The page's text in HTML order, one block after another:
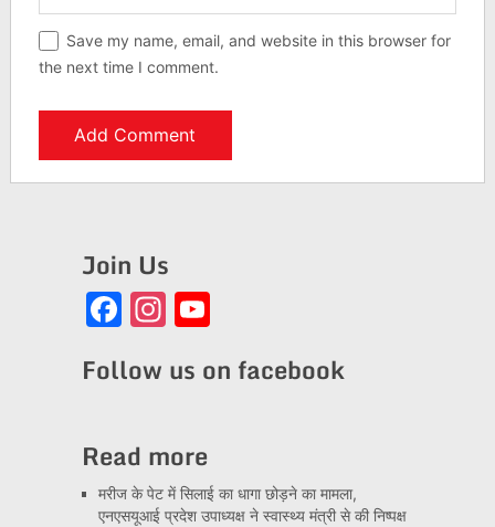
Save my name, email, and website in this browser for
the next time I comment.
Join Us
Facebook
Instagram
YouTube
Follow us on facebook
Read more
मरीज के पेट में सिलाई का धागा छोड़ने का मामला,
एनएसयूआई प्रदेश उपाध्यक्ष ने स्वास्थ्य मंत्री से की निष्पक्ष